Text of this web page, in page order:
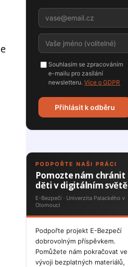
Souhlasím se zpracováním
e-mailu pro zasílání
newsletteru.Více o GDPR
Přihlásit k odběru
PODPOŘTE NAŠI PRÁCI
Pomozte nám chránit
děti v digitálním světě
E-Bezpečí · Univerzita Palackého v
Olomouci
Podpořte projekt E-Bezpečí
dobrovolným příspěvkem.
Pomůžete nám pokračovat ve
vývoji bezplatných materiálů,